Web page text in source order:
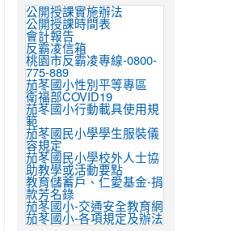
公開授課實施辦法
公開授課時間表
會計報告
反霸凌信箱
桃園市反霸凌專線-0800-
775-889
茄苳國小性別平等專區
衛福部COVID19
茄苳國小行動載具使用規
範
茄苳國民小學學生服裝儀
容規定
茄苳國民小學校外人士協
助教學或活動要點
教育儲蓄戶、仁愛基金-捐
款芳名錄
茄苳國小-交通安全教育網
茄苳國小-各項規定及辦法